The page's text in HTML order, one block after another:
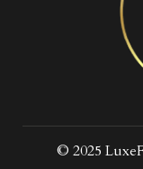
© 2025